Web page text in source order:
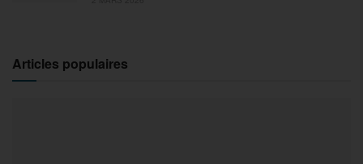
Articles populaires